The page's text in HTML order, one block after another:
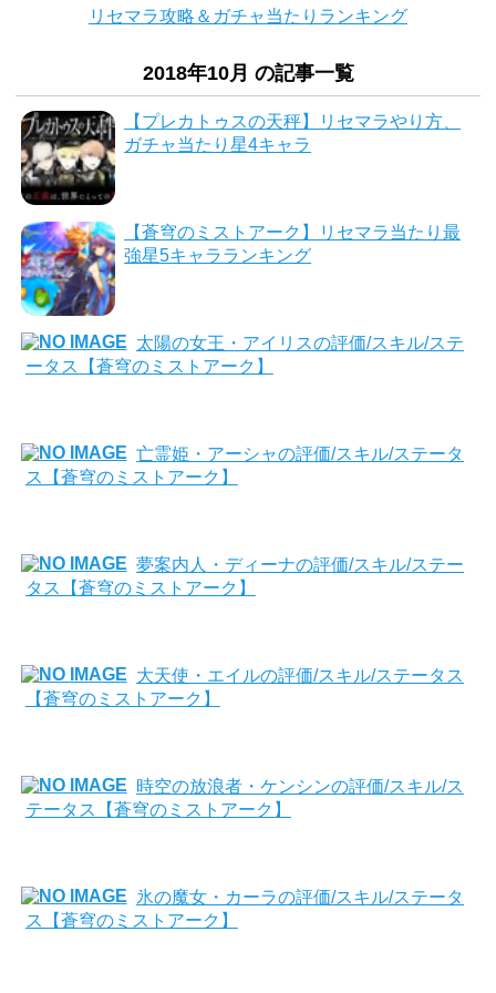
リセマラ攻略＆ガチャ当たりランキング
2018年10月 の記事一覧
【プレカトゥスの天秤】リセマラやり方、
ガチャ当たり星4キャラ
【蒼穹のミストアーク】リセマラ当たり最
強星5キャラランキング
太陽の女王・アイリスの評価/スキル/ステ
ータス【蒼穹のミストアーク】
亡霊姫・アーシャの評価/スキル/ステータ
ス【蒼穹のミストアーク】
夢案内人・ディーナの評価/スキル/ステー
タス【蒼穹のミストアーク】
大天使・エイルの評価/スキル/ステータス
【蒼穹のミストアーク】
時空の放浪者・ケンシンの評価/スキル/ス
テータス【蒼穹のミストアーク】
氷の魔女・カーラの評価/スキル/ステータ
ス【蒼穹のミストアーク】